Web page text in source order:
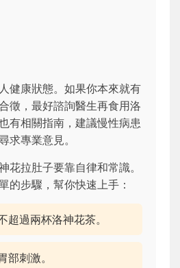
健康狀態。如果你本來就有
徵，最好諮詢醫生再食用洛
有相關指南，建議慢性病患
求專業意見。
花拉肚子要靠自律和常識。
的步驟，幫你快速上手：
超過兩杯洛神花茶。
部刺激。